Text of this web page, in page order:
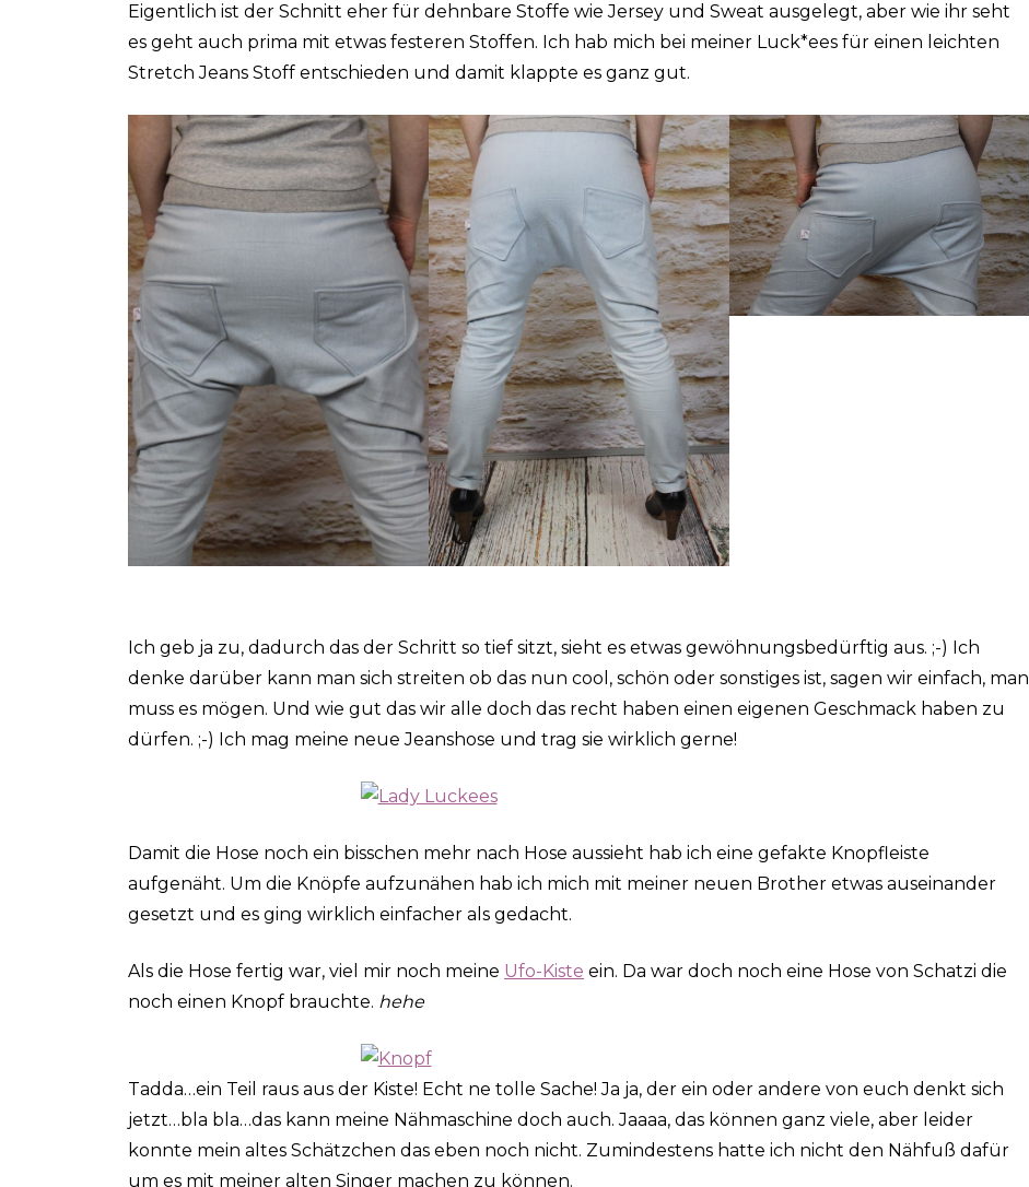
Eigentlich ist der Schnitt eher für dehnbare Stoffe wie Jersey und Sweat ausgelegt, aber wie ihr seht
es geht auch prima mit etwas festeren Stoffen. Ich hab mich bei meiner Luck*ees für einen leichten
Stretch Jeans Stoff entschieden und damit klappte es ganz gut.
Ich geb ja zu, dadurch das der Schritt so tief sitzt, sieht es etwas gewöhnungsbedürftig aus. ;-) Ich
denke darüber kann man sich streiten ob das nun cool, schön oder sonstiges ist, sagen wir einfach, man
muss es mögen. Und wie gut das wir alle doch das recht haben einen eigenen Geschmack haben zu
dürfen. ;-) Ich mag meine neue Jeanshose und trag sie wirklich gerne!
Damit die Hose noch ein bisschen mehr nach Hose aussieht hab ich eine gefakte Knopfleiste
aufgenäht. Um die Knöpfe aufzunähen hab ich mich mit meiner neuen Brother etwas auseinander
gesetzt und es ging wirklich einfacher als gedacht.
Als die Hose fertig war, viel mir noch meine Ufo-Kiste ein. Da war doch noch eine Hose von Schatzi die
noch einen Knopf brauchte. hehe
Tadda…ein Teil raus aus der Kiste! Echt ne tolle Sache! Ja ja, der ein oder andere von euch denkt sich
jetzt…bla bla…das kann meine Nähmaschine doch auch. Jaaaa, das können ganz viele, aber leider
konnte mein altes Schätzchen das eben noch nicht. Zumindestens hatte ich nicht den Nähfuß dafür
um es mit meiner alten Singer machen zu können.